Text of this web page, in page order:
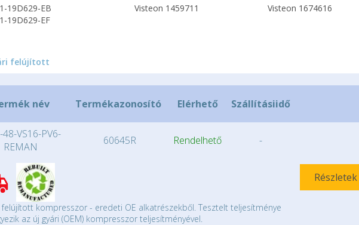
19D629-EB
19D629-EF
Visteon 1459711 Visteon 1674616
felújított
név Termékazonosító Elérhető Szállításiidő
VS16-PV6-
REMAN
60645R Rendelhető -
Részletek
felújított kompresszor - eredeti OE alkatrészekből. Tesztelt teljesítménye
az új gyári (OEM) kompresszor teljesítményével.